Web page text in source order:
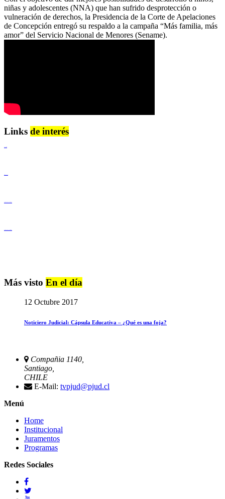
niñas y adolescentes (NNA) que han sufrido desprotección o
vulneración de derechos, la Presidencia de la Corte de Apelaciones
de Concepción entregó su respaldo a la campaña “Más familia, más
amor” del Servicio Nacional de Menores (Sename).
Links de interés
Más visto En el día
12 Octubre 2017
Noticiero Judicial: Cápsula Educativa – ¿Qué es una foja?
Compañia 1140,
Santiago,
CHILE
E-Mail: tvpjud@pjud.cl
Menú
Home
Institucional
Juramentos
Programas
Redes Sociales